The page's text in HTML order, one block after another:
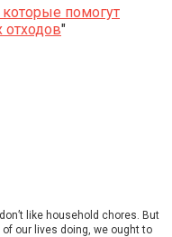
помогут
отходов"
like household chores. But
our lives doing, we ought to